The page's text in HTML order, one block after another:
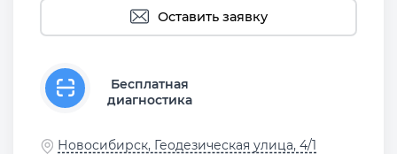
Оставить заявку
Бесплатная
диагностика
Новосибирск, Геодезическая улица, 4/1